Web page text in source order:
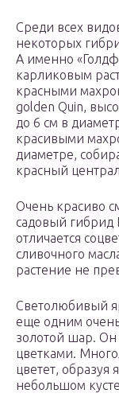
Среди всех
некоторых
А именно
карликовым
красными
golden Quin,
до 6 см в
красивыми
диаметре,
красный
Очень красиво
садовый гибрид
отличается
сливочного
растение не
Светолюбивый
еще одним
золотой шар.
цветками.
цветет, образуя
небольшом